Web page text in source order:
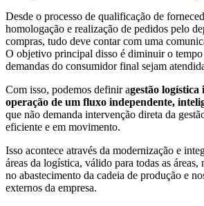
Desde o processo de qualificação de
homologação e realização de pedidos pelo
compras, tudo deve contar com uma
O objetivo principal disso é diminuir o tempo
demandas do consumidor final sejam
Com isso, podemos definir agestão logística
operação de um fluxo independente,
que não demanda intervenção direta da
eficiente e em movimento.
Isso acontece através da modernização e
áreas da logística, válido para todas as áreas,
no abastecimento da cadeia de produção e
externos da empresa.